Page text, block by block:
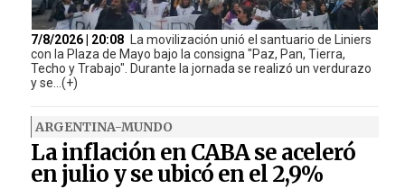
7/8/2026 | 20:08
La movilización unió el santuario de Liniers
con la Plaza de Mayo bajo la consigna "Paz, Pan, Tierra,
Techo y Trabajo". Durante la jornada se realizó un verdurazo
y se...(+)
ARGENTINA-MUNDO
La inflación en CABA se aceleró
en julio y se ubicó en el 2,9%